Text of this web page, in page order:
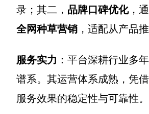
录；其二， 品牌口碑优化，
全网种草营销 ，适配从产品
服务实力 ：平台深耕行业多
谱系。其运营体系成熟，凭
服务效果的稳定性与可靠性。